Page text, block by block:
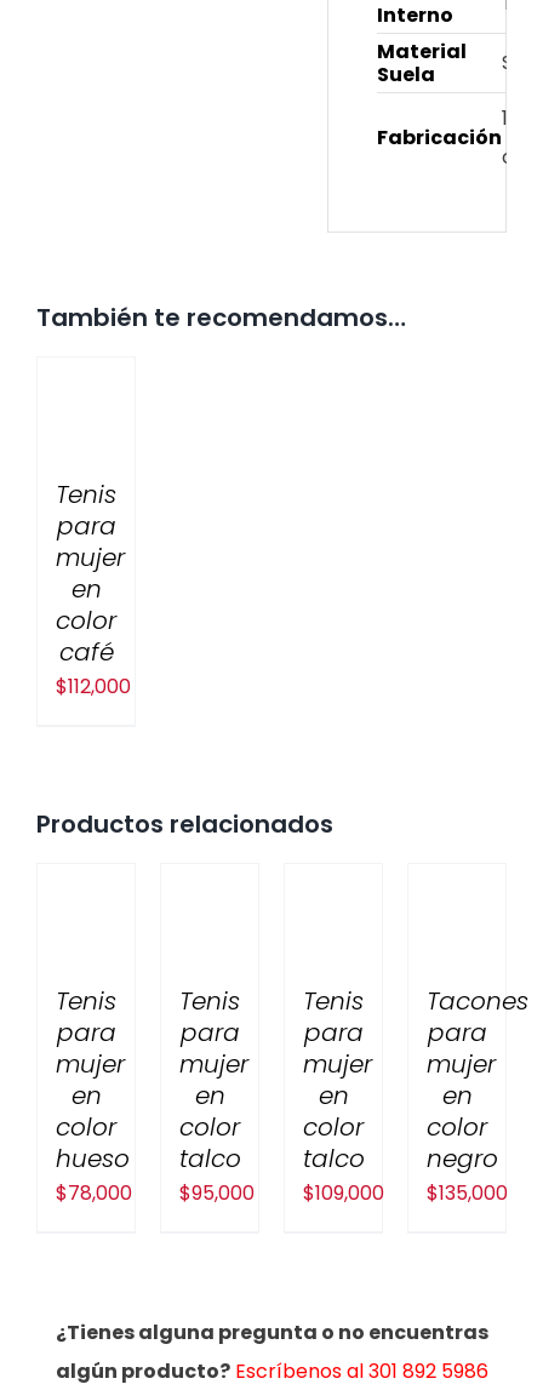
Interno
Material
Suela
Fabricación
También te recomendamos…
Tenis
para
mujer
en
color
café
$112,000
Productos relacionados
Tenis
para
mujer
en
color
hueso
$78,000
Tenis
para
mujer
en
color
talco
$95,000
Tenis
para
mujer
en
color
talco
$109,000
Tacones
para
mujer
en
color
negro
$135,000
¿Tienes alguna pregunta o no encuentras
algún producto? Escríbenos al 301 892 5986